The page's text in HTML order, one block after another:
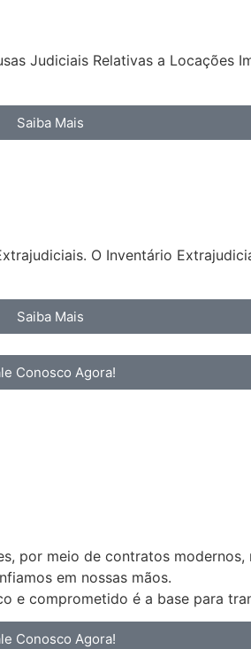
Judiciais Relativas a Locações
Saiba Mais
O Inventário
Saiba Mais
Conosco Agora!
por meio de contratos
em nossas mãos.
e comprometido é a base para
Conosco Agora!